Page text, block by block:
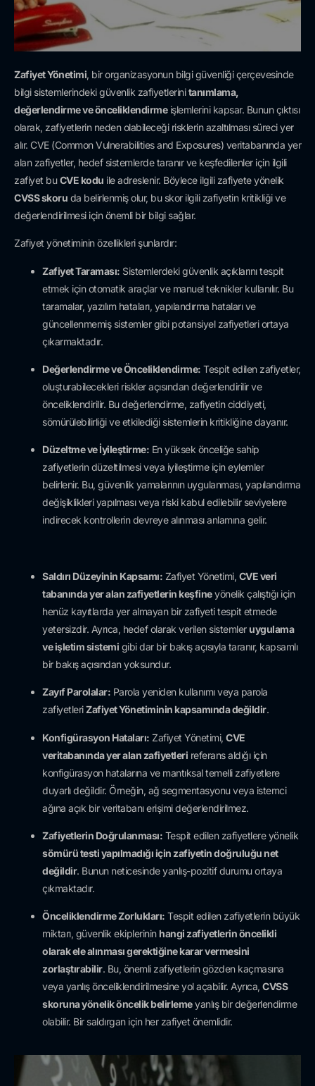
Zafiyet Yönetimi, bir organizasyonun bilgi güvenliği çerçevesinde
bilgi sistemlerindeki güvenlik zafiyetlerinitanımlama,
değerlendirme ve önceliklendirmeişlemlerini kapsar. Bunun çıktısı
olarak, zafiyetlerin neden olabileceği risklerin azaltılması süreci yer
alır. CVE (Common Vulnerabilities and Exposures) veritabanında yer
alan zafiyetler, hedef sistemlerde taranır ve keşfedilenler için ilgili
zafiyet buCVE kodu ile adreslenir. Böylece ilgili zafiyete yönelik
CVSS skoru da belirlenmiş olur, bu skor ilgili zafiyetin kritikliği ve
değerlendirilmesi için önemli bir bilgi sağlar.
Zafiyet yönetiminin özellikleri şunlardır:
Zafiyet Taraması: Sistemlerdeki güvenlik açıklarını tespit
etmek için otomatik araçlar ve manuel teknikler kullanılır. Bu
taramalar, yazılım hataları, yapılandırma hataları ve
güncellenmemiş sistemler gibi potansiyel zafiyetleri ortaya
çıkarmaktadır.
Değerlendirme ve Önceliklendirme: Tespit edilen zafiyetler,
oluşturabilecekleri riskler açısından değerlendirilir ve
önceliklendirilir. Bu değerlendirme, zafiyetin ciddiyeti,
sömürülebilirliği ve etkilediği sistemlerin kritikliğine dayanır.
Düzeltme ve İyileştirme: En yüksek önceliğe sahip
zafiyetlerin düzeltilmesi veya iyileştirme için eylemler
belirlenir. Bu, güvenlik yamalarının uygulanması, yapılandırma
değişiklikleri yapılması veya riski kabul edilebilir seviyelere
indirecek kontrollerin devreye alınması anlamına gelir.
Saldırı Düzeyinin Kapsamı: Zafiyet Yönetimi, CVE veri
tabanında yer alan zafiyetlerin keşfineyönelik çalıştığı için
henüz kayıtlarda yer almayan bir zafiyeti tespit etmede
yetersizdir. Ayrıca, hedef olarak verilen sistemler uygulama
ve işletim sistemi gibi dar bir bakış açısıyla taranır, kapsamlı
bir bakış açısından yoksundur.
Zayıf Parolalar: Parola yeniden kullanımı veya parola
zafiyetleriZafiyet Yönetiminin kapsamında değildir.
Konfigürasyon Hataları: Zafiyet Yönetimi, CVE
veritabanında yer alan zafiyetleri referans aldığı için
konfigürasyon hatalarına ve mantıksal temelli zafiyetlere
duyarlı değildir. Örneğin, ağ segmentasyonu veya istemci
ağına açık bir veritabanı erişimi değerlendirilmez.
Zafiyetlerin Doğrulanması: Tespit edilen zafiyetlere yönelik
sömürü testi yapılmadığı için zafiyetin doğruluğu net
değildir. Bunun neticesinde yanlış-pozitif durumu ortaya
çıkmaktadır.
Önceliklendirme Zorlukları: Tespit edilen zafiyetlerin büyük
miktarı, güvenlik ekiplerinin hangi zafiyetlerin öncelikli
olarak ele alınması gerektiğine karar vermesini
zorlaştırabilir. Bu, önemli zafiyetlerin gözden kaçmasına
veya yanlış önceliklendirilmesine yol açabilir. Ayrıca, CVSS
skoruna yönelik öncelik belirlemeyanlış bir değerlendirme
olabilir. Bir saldırgan için her zafiyet önemlidir.